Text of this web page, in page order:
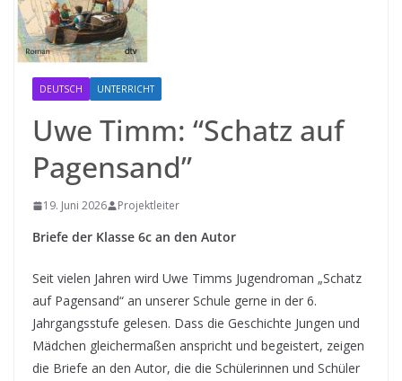
DEUTSCH UNTERRICHT
Uwe Timm: “Schatz auf
Pagensand”
19. Juni 2026 Projektleiter
Briefe der Klasse 6c an den Autor
Seit vielen Jahren wird Uwe Timms Jugendroman „Schatz
auf Pagensand“ an unserer Schule gerne in der 6.
Jahrgangsstufe gelesen. Dass die Geschichte Jungen und
Mädchen gleichermaßen anspricht und begeistert, zeigen
die Briefe an den Autor, die die Schülerinnen und Schüler